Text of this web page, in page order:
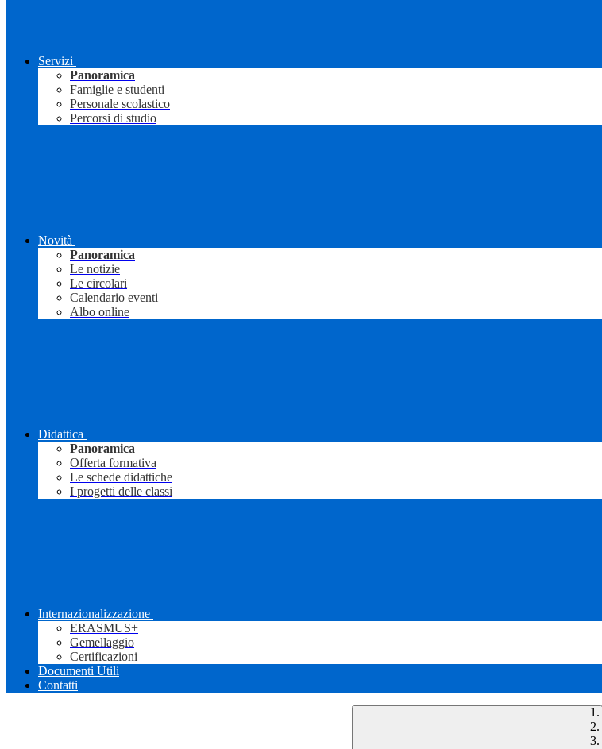
Servizi
Panoramica
Famiglie e studenti
Personale scolastico
Percorsi di studio
Novità
Panoramica
Le notizie
Le circolari
Calendario eventi
Albo online
Didattica
Panoramica
Offerta formativa
Le schede didattiche
I progetti delle classi
Internazionalizzazione
ERASMUS+
Gemellaggio
Certificazioni
Documenti Utili
Contatti